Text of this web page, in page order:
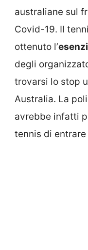
australiane sul
Covid-19. Il
ottenuto l’
degli
trovarsi lo stop
Australia. La
avrebbe infatti
tennis di entrare